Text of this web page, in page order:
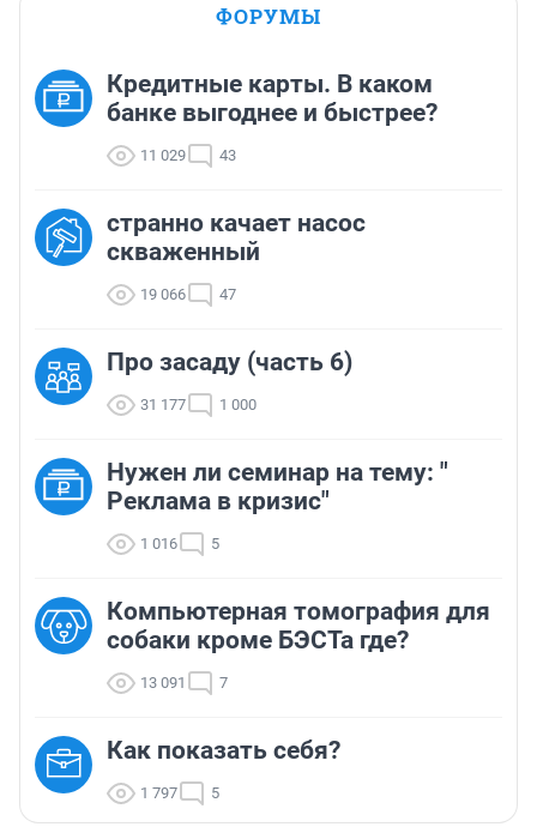
ФОРУМЫ
Кредитные карты. В каком
банке выгоднее и быстрее?
11 029 43
странно качает насос
скваженный
19 066 47
Про засаду (часть 6)
31 177 1 000
Нужен ли семинар на тему: "
Реклама в кризис"
1 016 5
Компьютерная томография для
собаки кроме БЭСТа где?
13 091 7
Как показать себя?
1 797 5